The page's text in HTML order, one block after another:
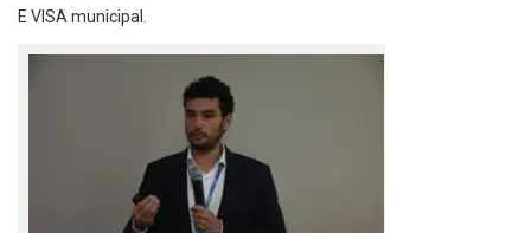
E VISA municipal.